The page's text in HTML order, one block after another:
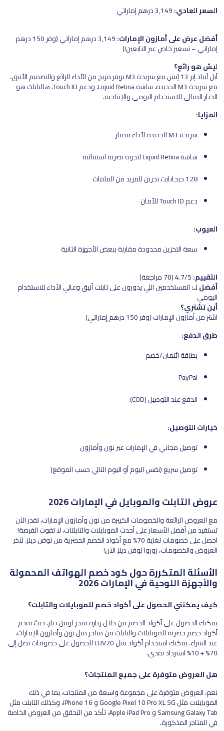
السعر العادي:
أفضل عرض على أمازون الإمارات: 3,149 درهم إماراتي (وفر 150 درهم
إماراتي – تسعير خاص عبر التابعين!)
ليش هو رائع؟
آبل آيباد إير 13 إنش مع شريحة M3 يوفر مزيج من الأداء الرائع والتصميم الأنيق،
مع شريحة M3 الجديدة، شاشة Liquid Retina، ودعم Touch ID، هالتابلت هو
الخيار المثالي للاستخدام اليومي والإنتاجية.
المزايا:
شريحة M3 الجديدة لأداء ممتاز
شاشة Liquid Retina لتجربة بصرية استثنائية
128 جيجابايت تخزين للمزيد من الملفات
دعم Touch ID للأمان
العيوب:
سعة التخزين محدودة مقارنة ببعض الأجهزة الثانية
التقييم:
أفضل لـ:المستخدمين اللي يدورون على تابلت أنيق وعالي الأداء للاستخدام
اليومي
أين تشتري؟
اشترِ من أمازون الإمارات (وفر 150 درهم إماراتي)
طرق الدفع:
بطاقة ائتمان/خصم
PayPal
الدفع عند التوصيل (COD)
خيارات التوصيل:
توصيل مجاني في الإمارات عبر نون وأمازون
توصيل سريع (نفس اليوم أو اليوم التالي حسب الموقع)
عروض التابلت والموبايل في الإمارات 2026
مع العروض الرائعة والخصومات الكبيرة من نون وأمازون الإمارات، تقدر الآن
تستفيد من أفضل الأسعار على أحدث الموبايلات والتابلتات، لا تفوت الفرصة!
احصل على خصومات لغاية 70% مع أكواد الخصم الحصرية من لوفن ديلز. لآخر
العروض والخصومات، زوروا لوفن ديلز الآن!
الأسئلة المتكررة حول كود خصم الهواتف المحمولة
والأجهزة اللوحية في الإمارات 2026
كيف يمكنني الحصول على أكواد خصم للموبايلات والتابلت؟
يمكنك الحصول على أكواد الخصم من خلال زيارة متجر لوفن ديلز، حيث نقدم
أكواد خصم حصرية للموبايلات والتابلت من متاجر مثل نون وأمازون الإمارات،
عند الشراء، يمكنك استخدام أكواد مثل LUV20 للحصول على خصومات تصل إلى
70% + 10% استرداد نقدي.
هل العروض متوفرة على جميع المنتجات؟
نعم، العروض متوفرة على مجموعة واسعة من المنتجات، بما في ذلك
الموبايلات مثل Google Pixel 10 Pro XL 5G و iPhone 16، وكذلك التابلت مثل
Samsung Galaxy Tab و Apple iPad Pro، تأكد من التحقق من العروض الخاصة
في المتاجر المذكورة.